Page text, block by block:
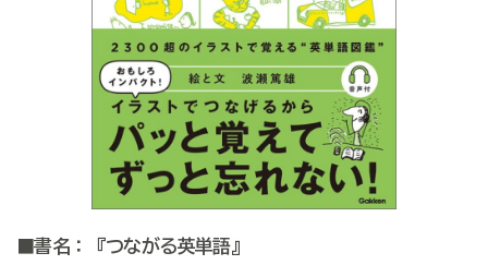
■書名：『つながる英単語』